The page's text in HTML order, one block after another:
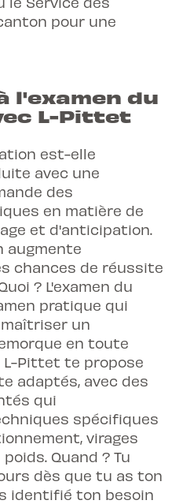
pour une
l'examen du
L-Pittet
est-elle
avec une
des
en matière de
et d'anticipation.
augmente
chances de réussite
? L'examen du
pratique qui
un
en toute
L-Pittet te propose
adaptés, avec des
qui
spécifiques
virages
Quand ? Tu
dès que tu as ton
identifié ton besoin